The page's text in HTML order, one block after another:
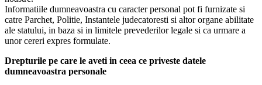
Informatiile dumneavoastra cu caracter personal pot fi furnizate si
catre Parchet, Politie, Instantele judecatoresti si altor organe abilitate
ale statului, in baza si in limitele prevederilor legale si ca urmare a
unor cereri expres formulate.
Drepturile pe care le aveti in ceea ce priveste datele
dumneavoastra personale